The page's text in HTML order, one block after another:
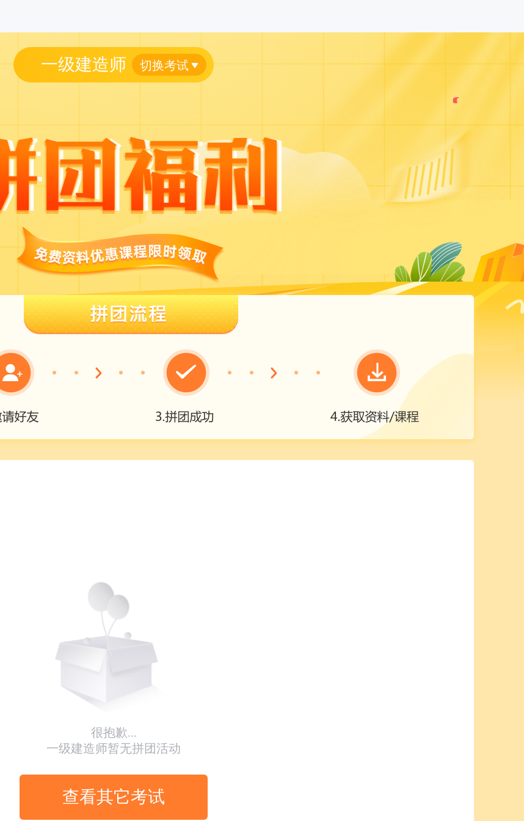
一级建造师 切换考试
很抱歉...
一级建造师暂无拼团活动
查看其它考试